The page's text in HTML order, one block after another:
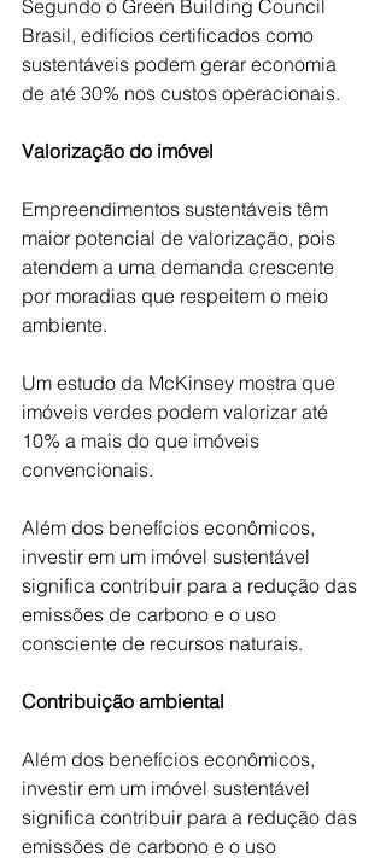
Segundo o Green Building Council
Brasil, edifícios certificados como
sustentáveis podem gerar economia
de até 30% nos custos operacionais.
Valorização do imóvel
Empreendimentos sustentáveis têm
maior potencial de valorização, pois
atendem a uma demanda crescente
por moradias que respeitem o meio
ambiente.
Um estudo da McKinsey mostra que
imóveis verdes podem valorizar até
10% a mais do que imóveis
convencionais.
Além dos benefícios econômicos,
investir em um imóvel sustentável
significa contribuir para a redução das
emissões de carbono e o uso
consciente de recursos naturais.
Contribuição ambiental
Além dos benefícios econômicos,
investir em um imóvel sustentável
significa contribuir para a redução das
emissões de carbono e o uso